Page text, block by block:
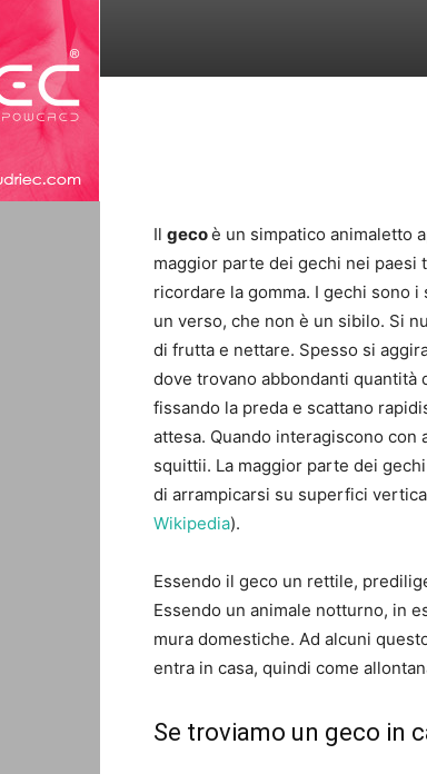
Il gecoè un simpatico animaletto
maggior parte dei gechi nei paesi
ricordare la gomma. I gechi sono
un verso, che non è un sibilo. Si
di frutta e nettare. Spesso si
dove trovano abbondanti quantità
fissando la preda e scattano
attesa. Quando interagiscono
squittii. La maggior parte dei
di arrampicarsi su superfici
Wikipedia).
Essendo il geco un rettile,
Essendo un animale notturno, in
mura domestiche. Ad alcuni
entra in casa, quindi come
Se troviamo un geco in